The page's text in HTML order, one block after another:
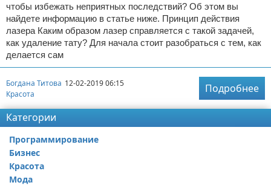
чтобы избежать неприятных последствий? Об этом вы
найдете информацию в статье ниже. Принцип действия
лазера Каким образом лазер справляется с такой задачей,
как удаление тату? Для начала стоит разобраться с тем, как
делается сам
Богдана Титова 12-02-2019 06:15
Красота
Подробнее
Категории
Программирование
Бизнес
Красота
Мода